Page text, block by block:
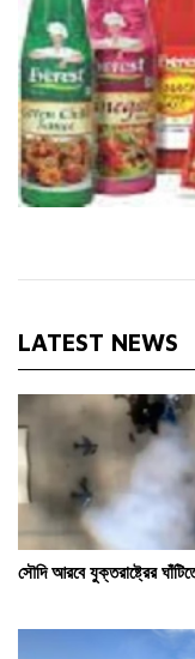
LATEST NEWS
সৌদি আরবে যুক্তরাষ্ট্রের